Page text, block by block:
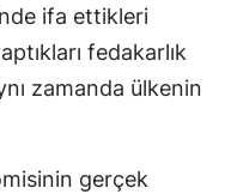
ifa ettikleri
fedakarlık
zamanda ülkenin
gerçek